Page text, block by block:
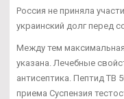
Россия не приняла
украинский долг перед
Между тем
указана. Лечебные
антисептика. Пептид TB
приема Суспензия